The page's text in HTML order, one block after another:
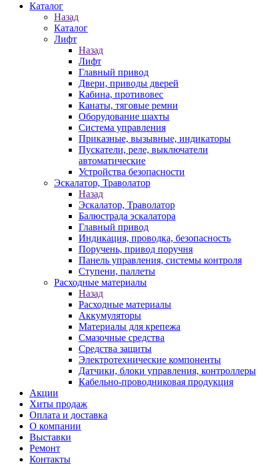
Каталог
Назад
Каталог
Лифт
Назад
Лифт
Главный привод
Двери, приводы дверей
Кабина, противовес
Канаты, тяговые ремни
Оборудование шахты
Система управления
Приказные, вызывные, индикаторы
Пускатели, реле, выключатели
автоматические
Устройства безопасности
Эскалатор, Траволатор
Назад
Эскалатор, Траволатор
Балюстрада эскалатора
Главный привод
Индикация, проводка, безопасность
Поручень, привод поручня
Панель управления, системы контроля
Ступени, паллеты
Расходные материалы
Назад
Расходные материалы
Аккумуляторы
Материалы для крепежа
Смазочные средства
Средства защиты
Электротехнические компоненты
Датчики, блоки управления, контроллеры
Кабельно-проводниковая продукция
Акции
Хиты продаж
Оплата и доставка
О компании
Выставки
Ремонт
Контакты